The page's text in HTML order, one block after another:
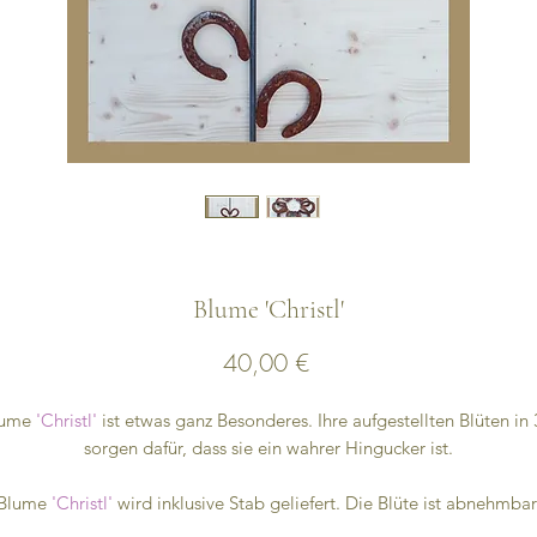
Blume 'Christl'
40,00 €Preis
'Christl' ist etwas ganz Besonderes. Ihre aufgestellten Blüten in
sorgen dafür, dass sie ein wahrer Hingucker ist.
'Christl' wird inklusive Stab geliefert. Die Blüte ist